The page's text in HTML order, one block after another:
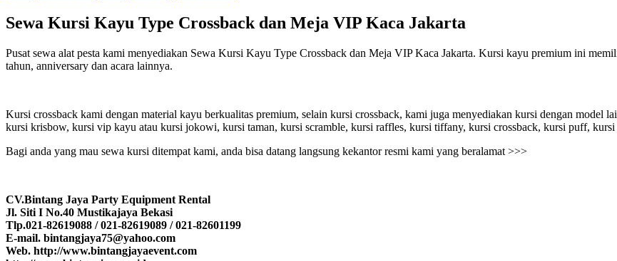
Sewa Kursi Kayu Type Crossback dan Meja VIP Kaca Jakarta
Pusat sewa alat pesta kami menyediakan Sewa Kursi Kayu Type Crossback dan Meja VIP Kaca Jakarta. Kursi kayu premium ini
tahun, anniversary dan acara lainnya.
Kursi crossback kami dengan material kayu berkualitas premium, selain kursi crossback, kami juga menyediakan kursi dengan model
kursi krisbow, kursi vip kayu atau kursi jokowi, kursi taman, kursi scramble, kursi raffles, kursi tiffany, kursi crossback, kursi puff,
Bagi anda yang mau sewa kursi ditempat kami, anda bisa datang langsung kekantor resmi kami yang beralamat >>>
CV.Bintang Jaya Party Equipment Rental
Jl. Siti I No.40 Mustikajaya Bekasi
Tlp.021-82619088 / 021-82619089 / 021-82601199
E-mail. bintangjaya75@yahoo.com
Web. http://www.bintangjayaevent.com